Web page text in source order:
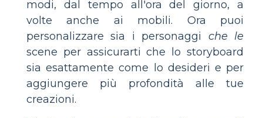
modi, dal tempo all'ora del giorno, a
volte anche ai mobili. Ora puoi
personalizzare sia i personaggi che le
scene per assicurarti che lo storyboard
sia esattamente come lo desideri e per
aggiungere più profondità alle tue
creazioni.